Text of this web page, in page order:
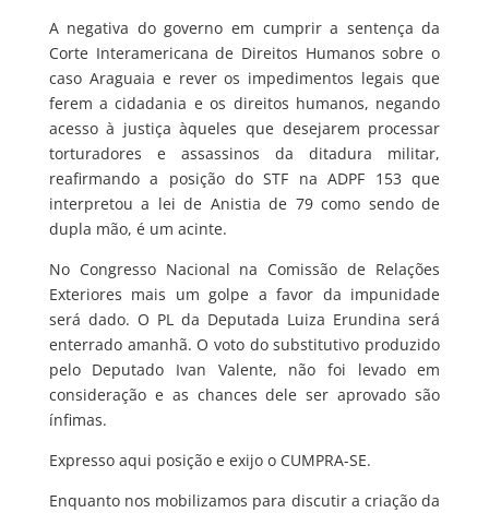
A negativa do governo em cumprir a sentença da
Corte Interamericana de Direitos Humanos sobre o
caso Araguaia e rever os impedimentos legais que
ferem a cidadania e os direitos humanos, negando
acesso à justiça àqueles que desejarem processar
torturadores e assassinos da ditadura militar,
reafirmando a posição do STF na ADPF 153 que
interpretou a lei de Anistia de 79 como sendo de
dupla mão, é um acinte.
No Congresso Nacional na Comissão de Relações
Exteriores mais um golpe a favor da impunidade
será dado. O PL da Deputada Luiza Erundina será
enterrado amanhã. O voto do substitutivo produzido
pelo Deputado Ivan Valente, não foi levado em
consideração e as chances dele ser aprovado são
ínfimas.
Expresso aqui posição e exijo o CUMPRA-SE.
Enquanto nos mobilizamos para discutir a criação da